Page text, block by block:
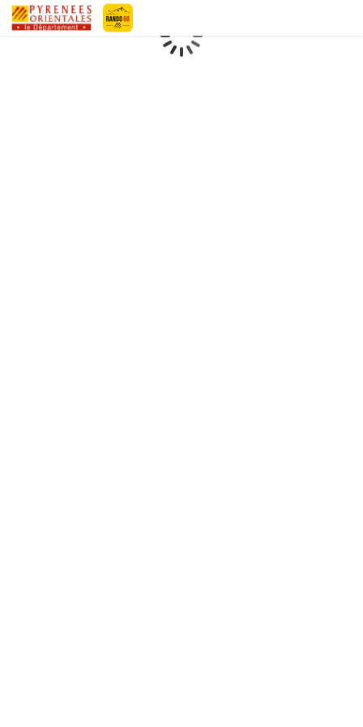
Geotrek-randoLoading